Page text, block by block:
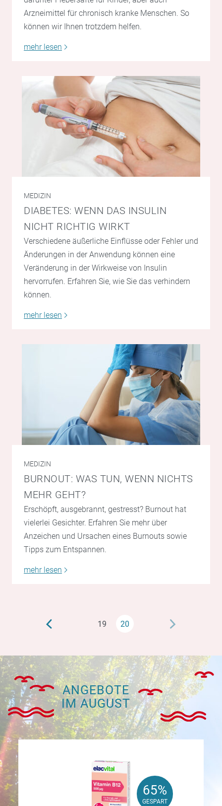
Arzneimittel für chronisch kranke Menschen. So
können wir Ihnen trotzdem helfen.
mehr lesen
MEDIZIN
DIABETES: WENN DAS INSULIN
NICHT RICHTIG WIRKT
Verschiedene äußerliche Einflüsse oder Fehler und
Änderungen in der Anwendung können eine
Veränderung in der Wirkweise von Insulin
hervorrufen. Erfahren Sie, wie Sie das verhindern
können.
mehr lesen
MEDIZIN
BURNOUT: WAS TUN, WENN NICHTS
MEHR GEHT?
Erschöpft, ausgebrannt, gestresst? Burnout hat
vielerlei Gesichter. Erfahren Sie mehr über
Anzeichen und Ursachen eines Burnouts sowie
Tipps zum Entspannen.
mehr lesen
19 20
ANGEBOTE
IM AUGUST
65%
GESPART
65%
GESPART